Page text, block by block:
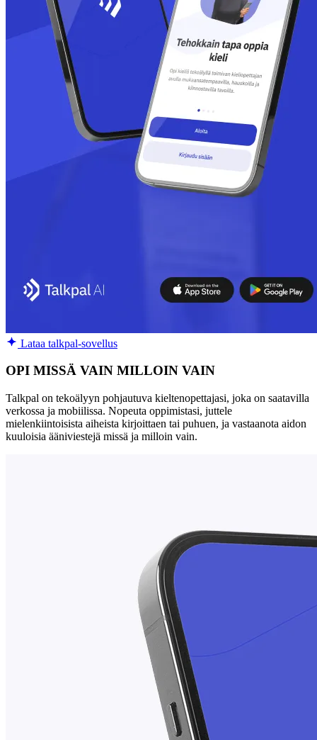
Lataa talkpal-sovellus
OPI MISSÄ VAIN MILLOIN VAIN
Talkpal on tekoälyyn pohjautuva kieltenopettajasi, joka on saatavilla
verkossa ja mobiilissa. Nopeuta oppimistasi, juttele
mielenkiintoisista aiheista kirjoittaen tai puhuen, ja vastaanota aidon
kuuloisia ääniviestejä missä ja milloin vain.